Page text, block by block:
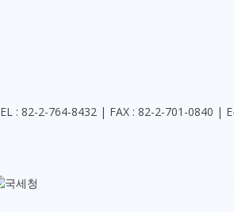
: 82-2-764-8432 | FAX : 82-2-701-0840 |